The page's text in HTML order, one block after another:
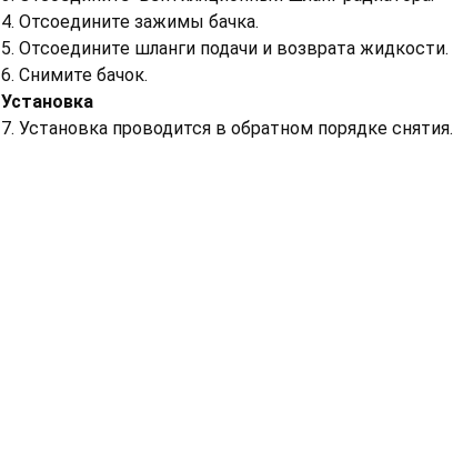
4. Отсоедините зажимы бачка.
5. Отсоедините шланги подачи и возврата жидкости.
6. Снимите бачок.
Установка
7. Установка проводится в обратном порядке снятия.